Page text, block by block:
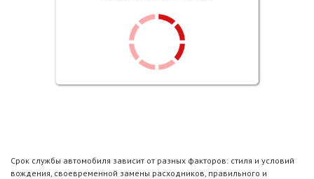
Срок службы автомобиля зависит от разных факторов: стиля и условий
вождения, своевременной замены расходников, правильного и